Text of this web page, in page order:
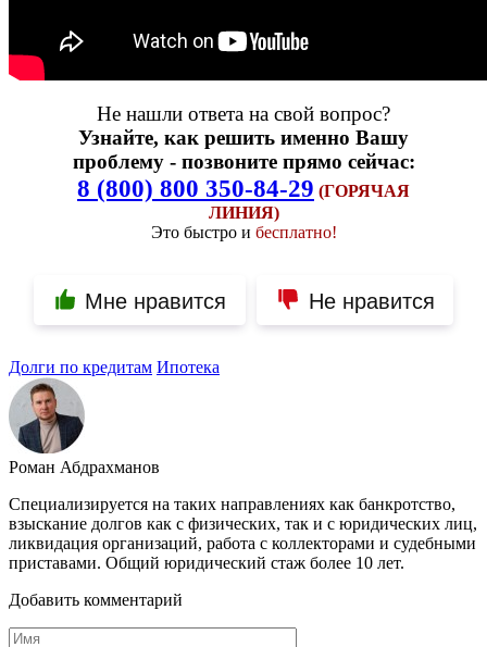
Не нашли ответа на свой вопрос?
Узнайте, как решить именно Вашу
проблему - позвоните прямо сейчас:
8 (800) 800 350-84-29 (ГОРЯЧАЯ
ЛИНИЯ)
Это быстро и бесплатно!
Мне нравится Не нравится
Долги по кредитам Ипотека
Роман Абдрахманов
Специализируется на таких направлениях как банкротство,
взыскание долгов как с физических, так и с юридических лиц,
ликвидация организаций, работа с коллекторами и судебными
приставами. Общий юридический стаж более 10 лет.
Добавить комментарий
Имя